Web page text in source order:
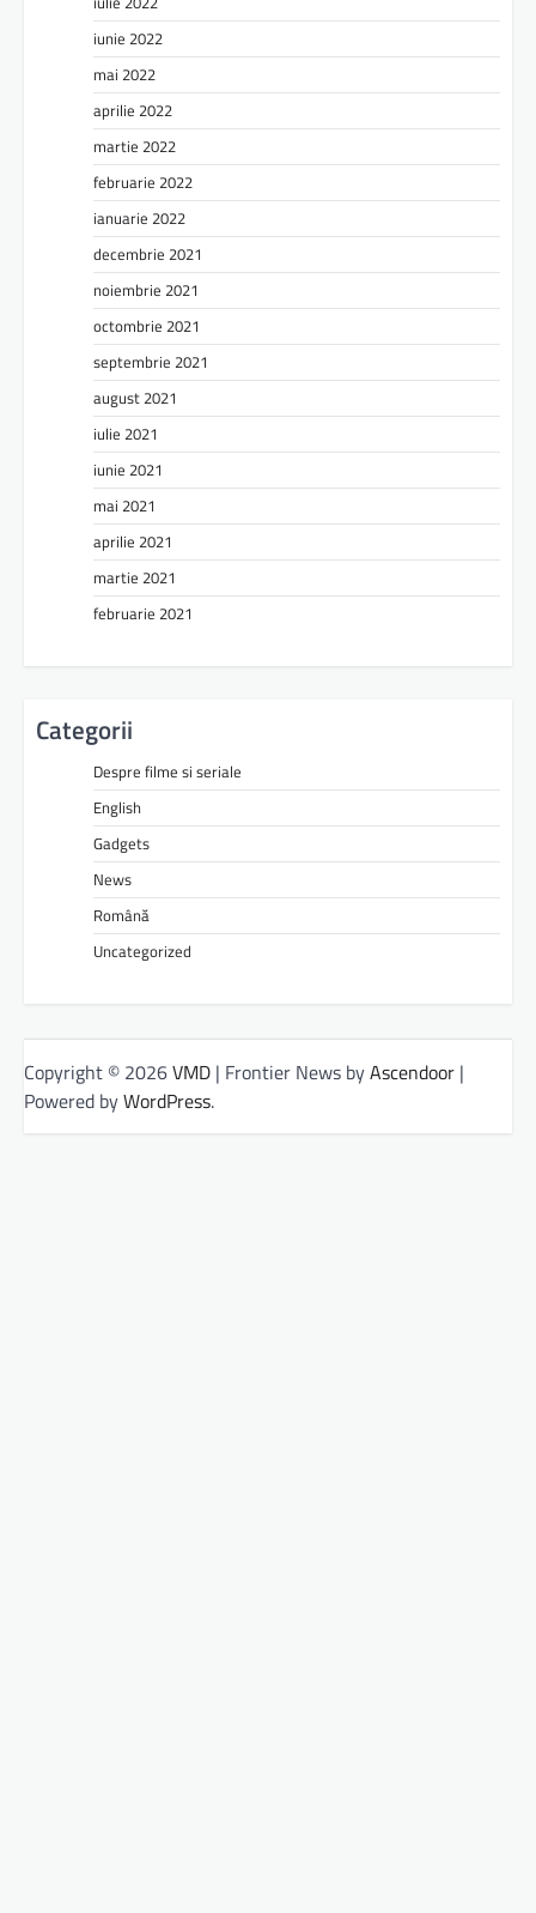
iunie 2022
mai 2022
aprilie 2022
martie 2022
februarie 2022
ianuarie 2022
decembrie 2021
noiembrie 2021
octombrie 2021
septembrie 2021
august 2021
iulie 2021
iunie 2021
mai 2021
aprilie 2021
martie 2021
februarie 2021
Categorii
Despre filme si seriale
English
Gadgets
News
Română
Uncategorized
Copyright © 2026VMD | Frontier News byAscendoor |
Powered byWordPress.